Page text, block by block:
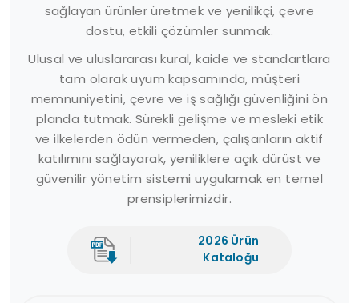
sağlayan ürünler üretmek ve yenilikçi, çevre
dostu, etkili çözümler sunmak.
Ulusal ve uluslararası kural, kaide ve standartlara
tam olarak uyum kapsamında, müşteri
memnuniyetini, çevre ve iş sağlığı güvenliğini ön
planda tutmak. Sürekli gelişme ve mesleki etik
ve ilkelerden ödün vermeden, çalışanların aktif
katılımını sağlayarak, yeniliklere açık dürüst ve
güvenilir yönetim sistemi uygulamak en temel
prensiplerimizdir.
2026 Ürün
Kataloğu